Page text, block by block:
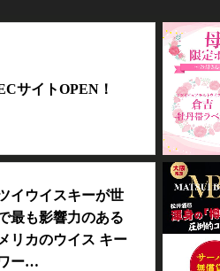
サイトOPEN！
イウイスキーが世
最も影響力のある
リカのウイス キー
ー…